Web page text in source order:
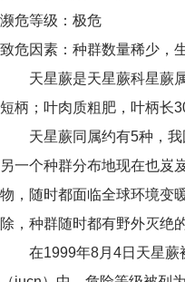
濒危等级：极危
致危因素：种群数量稀少，
天星蕨是天星蕨科星蕨
短柄；叶肉质粗肥，叶柄长
天星蕨同属约有5种，
另一个种群分布地现在也岌
物，随时都面临全球环境变
除，种群随时都有野外灭绝
在1999年8月4日天星蕨